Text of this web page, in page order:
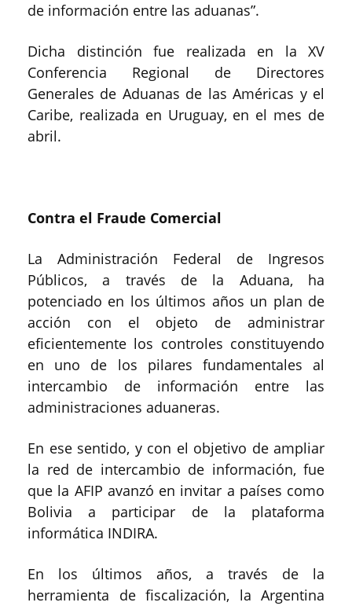
de información entre las aduanas”.
Dicha distinción fue realizada en la XV
Conferencia Regional de Directores
Generales de Aduanas de las Américas y el
Caribe, realizada en Uruguay, en el mes de
abril.
Contra el Fraude Comercial
La Administración Federal de Ingresos
Públicos, a través de la Aduana, ha
potenciado en los últimos años un plan de
acción con el objeto de administrar
eficientemente los controles constituyendo
en uno de los pilares fundamentales al
intercambio de información entre las
administraciones aduaneras.
En ese sentido, y con el objetivo de ampliar
la red de intercambio de información, fue
que la AFIP avanzó en invitar a países como
Bolivia a participar de la plataforma
informática INDIRA.
En los últimos años, a través de la
herramienta de fiscalización, la Argentina